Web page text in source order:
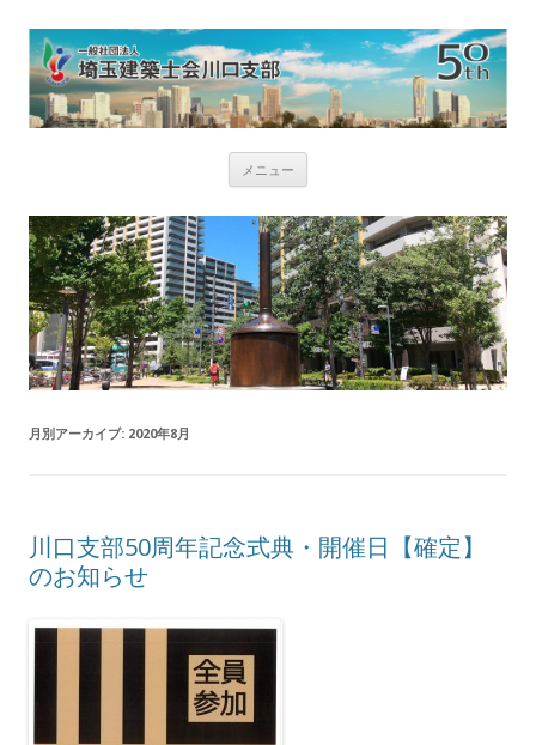
メニュー
ン
ツ
へ
ス
キ
ッ
プ
月別アーカイブ: 2020年8月
川口支部50周年記念式典・開催日【確定】
のお知らせ